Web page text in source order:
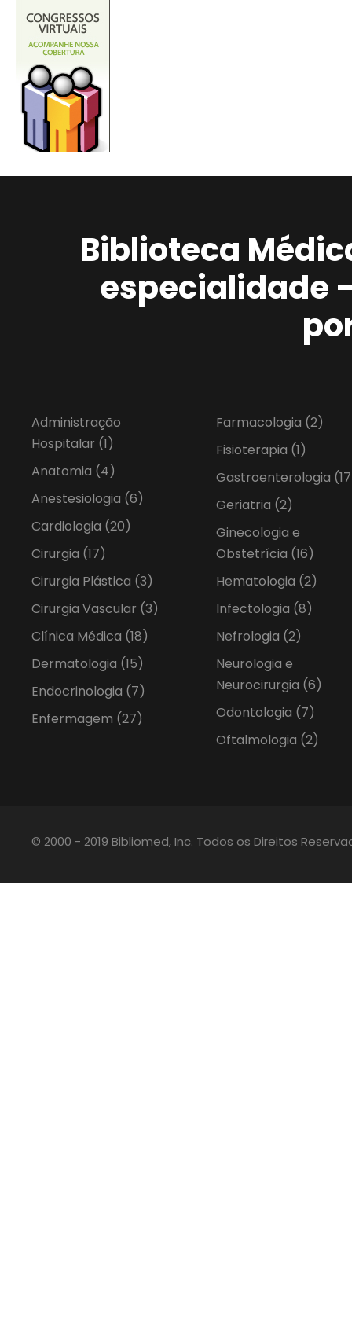
Biblioteca
especialidade
Administração
Hospitalar (1)
Anatomia (4)
Anestesiologia (6)
Cardiologia (20)
Cirurgia (17)
Cirurgia Plástica (3)
Cirurgia Vascular (3)
Clínica Médica (18)
Dermatologia (15)
Endocrinologia (7)
Enfermagem (27)
Farmacologia (2)
Fisioterapia (1)
Gastroenterologia
Geriatria (2)
Ginecologia e
Obstetrícia (16)
Hematologia (2)
Infectologia (8)
Nefrologia (2)
Neurologia e
Neurocirurgia (6)
Odontologia (7)
Oftalmologia (2)
© 2000 - 2019 Bibliomed, Inc. Todos os Direitos